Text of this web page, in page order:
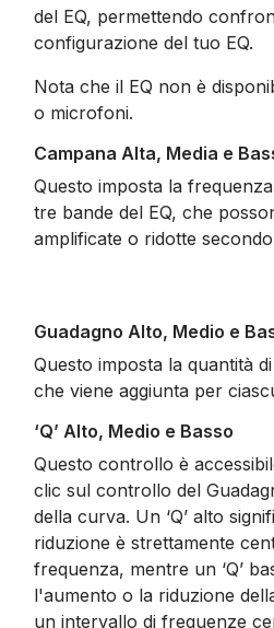
del EQ, permettendo
configurazione del tuo EQ.
Nota che il EQ non è
o microfoni.
Campana Alta, Media e
Questo imposta la
tre bande del EQ, che
amplificate o ridotte
Guadagno Alto, Medio e
Questo imposta la quantità
che viene aggiunta per
‘Q’ Alto, Medio e Basso
Questo controllo è
clic sul controllo del
della curva. Un ‘Q’ alto
riduzione è strettamente
frequenza, mentre un ‘Q’
l'aumento o la riduzione
un intervallo di frequenze